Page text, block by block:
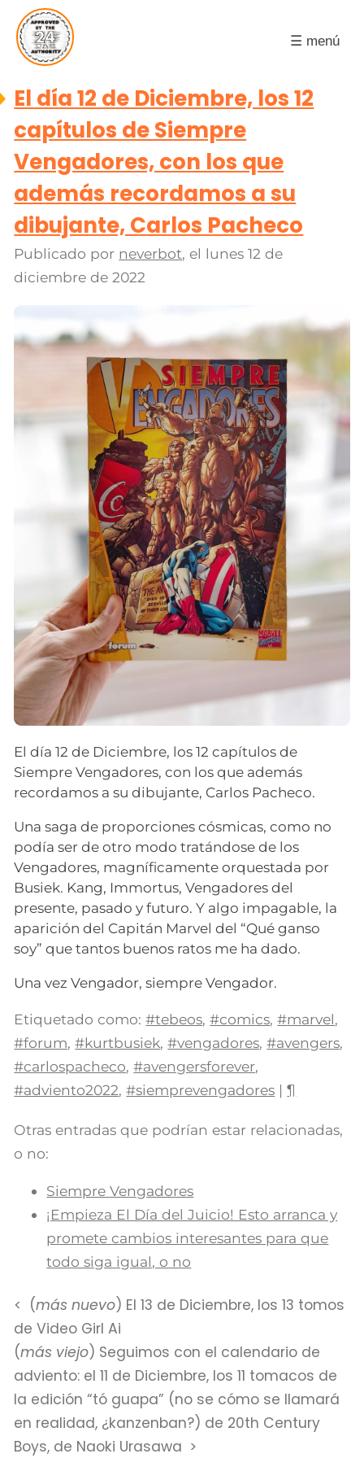
☰ menú
El día 12 de Diciembre, los 12
capítulos de Siempre
Vengadores, con los que
además recordamos a su
dibujante, Carlos Pacheco
Publicado por neverbot, el lunes 12 de
diciembre de 2022
El día 12 de Diciembre, los 12 capítulos de
Siempre Vengadores, con los que además
recordamos a su dibujante, Carlos Pacheco.
Una saga de proporciones cósmicas, como no
podía ser de otro modo tratándose de los
Vengadores, magníficamente orquestada por
Busiek. Kang, Immortus, Vengadores del
presente, pasado y futuro. Y algo impagable, la
aparición del Capitán Marvel del “Qué ganso
soy” que tantos buenos ratos me ha dado.
Una vez Vengador, siempre Vengador.
Etiquetado como: #tebeos,#comics,#marvel,
#forum,#kurtbusiek,#vengadores,#avengers,
#carlospacheco,#avengersforever,
#adviento2022,#siemprevengadores |¶
Otras entradas que podrían estar relacionadas,
o no:
Siempre Vengadores
¡Empieza El Día del Juicio! Esto arranca y
promete cambios interesantes para que
todo siga igual, o no
(más nuevo) El 13 de Diciembre, los 13 tomos
de Video Girl Ai
(más viejo) Seguimos con el calendario de
adviento: el 11 de Diciembre, los 11 tomacos de
la edición “tó guapa” (no se cómo se llamará
en realidad, ¿kanzenban?) de 20th Century
Boys, de Naoki Urasawa